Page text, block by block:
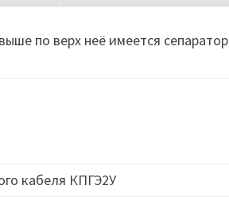
по верх неё имеется сепаратор
кабеля КПГЭ2У